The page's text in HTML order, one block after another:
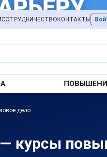
СОТРУДНИЧЕСТВО КОНТАКТЫ
дело
курсы